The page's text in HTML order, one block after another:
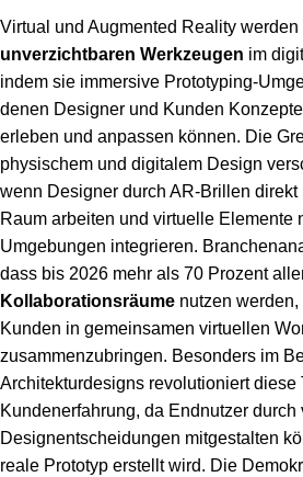
Virtual und Augmented Reality werden
unverzichtbaren Werkzeugen im
indem sie immersive Prototyping-
denen Designer und Kunden
erleben und anpassen können. Die
physischem und digitalem Design
wenn Designer durch AR-Brillen
Raum arbeiten und virtuelle Elemente
Umgebungen integrieren.
dass bis 2026 mehr als 70 Prozent
Kollaborationsräume nutzen
Kunden in gemeinsamen virtuellen
zusammenzubringen. Besonders im
Architekturdesigns revolutioniert diese
Kundenerfahrung, da Endnutzer
Designentscheidungen mitgestalten
reale Prototyp erstellt wird. Die